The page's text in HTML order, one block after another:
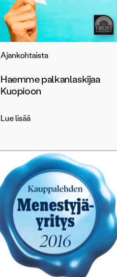
Ajankohtaista
Haemme palkanlaskijaa
Kuopioon
Lue lisää